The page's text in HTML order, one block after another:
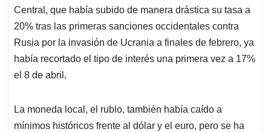
Central, que había subido de manera drástica su tasa a
20% tras las primeras sanciones occidentales contra
Rusia por la invasión de Ucrania a finales de febrero, ya
había recortado el tipo de interés una primera vez a 17%
el 8 de abril.
La moneda local, el rublo, también había caído a
mínimos históricos frente al dólar y el euro, pero se ha